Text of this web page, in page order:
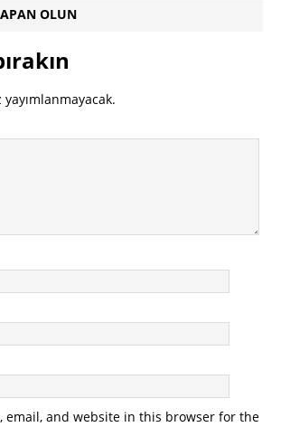
OLUN
yayımlanmayacak.
email, and website in this browser for the